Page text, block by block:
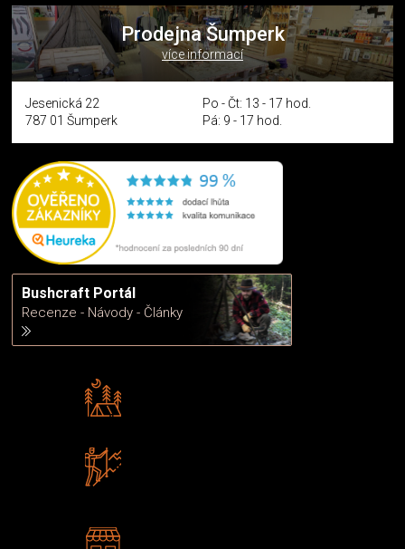
Prodejna Šumperk
více informací
Jesenická 22
787 01 Šumperk
Po - Čt: 13 - 17 hod.
Pá: 9 - 17 hod.
Bushcraft Portál
Recenze - Návody - Články